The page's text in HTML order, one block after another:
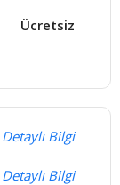
Ücretsiz
Detaylı Bilgi
Detaylı Bilgi